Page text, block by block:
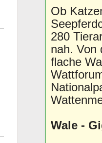
Ob
280
nah. Von
flache
Wale -